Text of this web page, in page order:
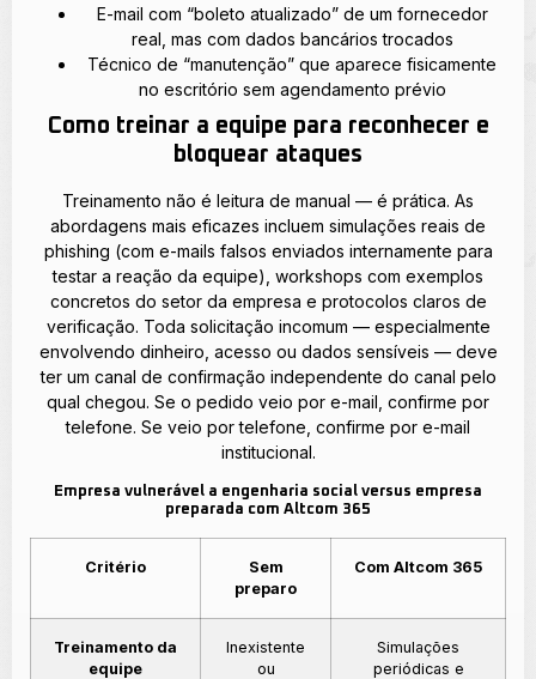
E-mail com “boleto atualizado” de um fornecedor
real, mas com dados bancários trocados
Técnico de “manutenção” que aparece fisicamente
no escritório sem agendamento prévio
Como treinar a equipe para reconhecer e
bloquear ataques
Treinamento não é leitura de manual — é prática. As
abordagens mais eficazes incluem simulações reais de
phishing (com e-mails falsos enviados internamente para
testar a reação da equipe), workshops com exemplos
concretos do setor da empresa e protocolos claros de
verificação. Toda solicitação incomum — especialmente
envolvendo dinheiro, acesso ou dados sensíveis — deve
ter um canal de confirmação independente do canal pelo
qual chegou. Se o pedido veio por e-mail, confirme por
telefone. Se veio por telefone, confirme por e-mail
institucional.
Empresa vulnerável a engenharia social versus empresa
preparada com Altcom 365
Critério
Sem
preparo
Com Altcom 365
Treinamento da
equipe
Inexistente
ou
Simulações
periódicas e